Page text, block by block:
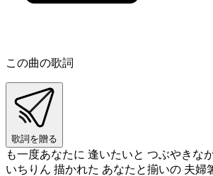
この曲の歌詞
歌詞を贈る
も一度あなたに 逢いたいと つぶやきな
いちりん 描かれた あなたと揃いの 夫婦